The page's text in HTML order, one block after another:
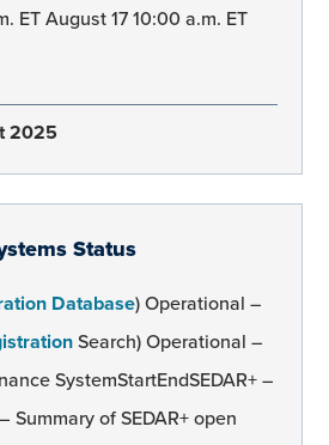
ET August 17 10:00 a.m. ET
2025
Status
Database) Operational –
Search) Operational –
SystemStartEndSEDAR+ –
Summary of SEDAR+ open